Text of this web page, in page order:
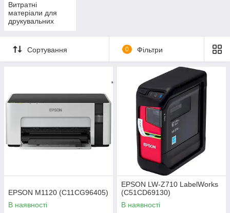
Витратні
матеріали для
друкувальних
Сортування 0 Фільтри
EPSON M1120 (C11CG96405)
В наявності
EPSON LW-Z710 LabelWorks
(C51CD69130)
В наявності